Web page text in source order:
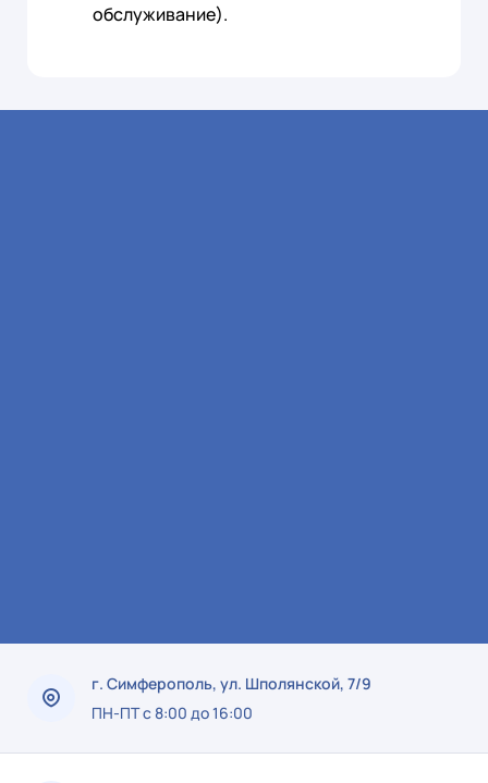
обслуживание).
г. Симферополь, ул. Шполянской, 7/9
ПН-ПТ с 8:00 до 16:00